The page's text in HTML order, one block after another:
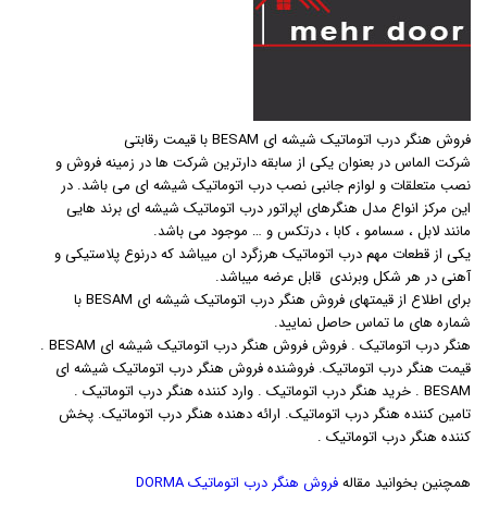
فروش هنگر درب اتوماتیک شیشه ای BESAM با قیمت رقابتی
شرکت الماس در بعنوان یکی از سابقه دارترین شرکت ها در زمینه فروش و
نصب متعلقات و لوازم جانبی نصب درب اتوماتیک شیشه ای می باشد. در
این مرکز انواع مدل هنگرهای اپراتور درب اتوماتیک شیشه ای برند هایی
مانند لابل ، سسامو ، کابا ، درتکس و … موجود می باشد.
یکی از قطعات مهم درب اتوماتیک هرزگرد ان میباشد که درنوع پلاستیکی و
آهنی در هر شکل وبرندی قابل عرضه میباشد.
برای اطلاع از قیمتهای فروش هنگر درب اتوماتیک شیشه ای BESAM با
شماره های ما تماس حاصل نمایید.
هنگر درب اتوماتیک . فروش فروش هنگر درب اتوماتیک شیشه ای BESAM .
قیمت هنگر درب اتوماتیک. فروشنده فروش هنگر درب اتوماتیک شیشه ای
BESAM . خرید هنگر درب اتوماتیک . وارد کننده هنگر درب اتوماتیک .
تامین کننده هنگر درب اتوماتیک. ارائه دهنده هنگر درب اتوماتیک. پخش
کننده هنگر درب اتوماتیک .
همچنین بخوانید مقالهفروش هنگر درب اتوماتیک DORMA